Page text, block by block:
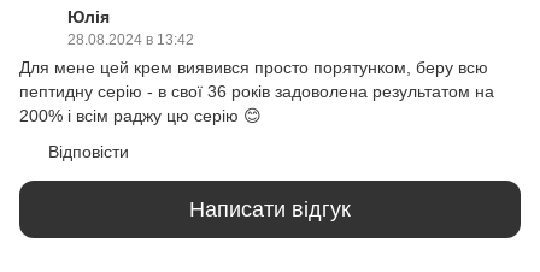
Юлія
28.08.2024 в 13:42
Для мене цей крем виявився просто порятунком, беру всю
пептидну серію - в свої 36 років задоволена результатом на
200% і всім раджу цю серію 😊
Відповісти
Написати відгук